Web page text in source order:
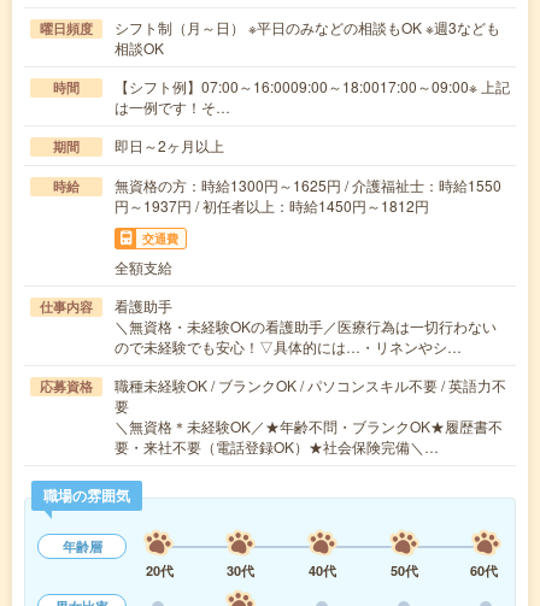
曜日頻度
シフト制（月～日） ※平日のみなどの相談もOK ※週3なども
相談OK
時間
【シフト例】07:00～16:0009:00～18:0017:00～09:00※ 上記
は一例です！そ…
期間 即日～2ヶ月以上
時給
無資格の方：時給1300円～1625円 / 介護福祉士：時給1550
円～1937円 / 初任者以上：時給1450円～1812円
交通費
全額支給
仕事内容
看護助手
＼無資格・未経験OKの看護助手／医療行為は一切行わない
ので未経験でも安心！▽具体的には…・リネンやシ…
応募資格
職種未経験OK / ブランクOK / パソコンスキル不要 / 英語力不
要
＼無資格＊未経験OK／★年齢不問・ブランクOK★履歴書不
要・来社不要（電話登録OK）★社会保険完備＼…
職場の雰囲気
年齢層
20代
30代 40代 50代
60代